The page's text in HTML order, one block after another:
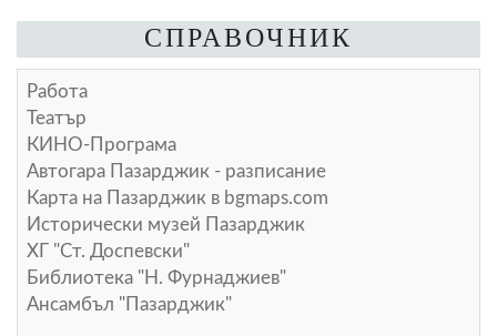
СПРАВОЧНИК
Работа
Театър
КИНО-Програма
Автогара Пазарджик - разписание
Карта на Пазарджик в bgmaps.com
Исторически музей Пазарджик
ХГ "Ст. Доспевски"
Библиотека "Н. Фурнаджиев"
Ансамбъл "Пазарджик"